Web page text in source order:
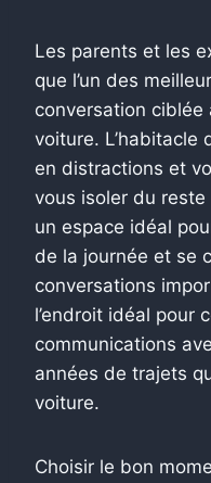
Les parents et les
que l’un des
conversation
voiture. L’habitacle
en distractions et
vous isoler du reste
un espace idéal
de la journée et se
conversations
l’endroit idéal pour
communications
années de trajets
voiture.
Choisir le bon